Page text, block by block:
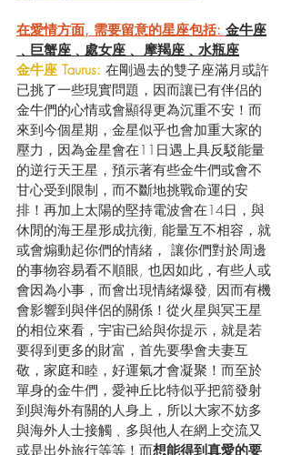
在愛情方面, 需要留意的星座包括: 金牛座
﹑巨蟹座﹑處女座﹑ 摩羯座﹑水瓶座
金牛座 Taurus: 在剛過去的雙子座滿月或許
已挑了一些現實問題，因而讓已有伴侣的
金牛們的心情或會顯得更為沉重不安！而
來到今個星期，金星似乎也會加重大家的
壓力，因為金星會在11日遇上具反駁能量
的逆行天王星，預示著有些金牛們或會不
甘心受到限制，而不斷地挑戰命運的安
排！再加上太陽的堅持電波會在14日，與
休閒的海王星形成抗衡, 能量互不相容，就
或會煽動起你們的情緒， 讓你們對於周邊
的事物容易看不順眼, 也因如此，有些人或
會因為小事，而會出現情緒爆發, 因而有機
會影響到與伴侶的關係！從火星與冥王星
的相位來看，宇宙已給與你提示，就是若
要得到更多的財富，首先要學會夫妻互
敬，家庭和睦，好運氣才會凝聚！而至於
單身的金牛們，愛神丘比特似乎把箭發射
到與海外有關的人身上，所以大家不妨多
與海外人士接觸﹑多與他人在網上交流又
或是出外旅行等等！而想能得到真愛的要